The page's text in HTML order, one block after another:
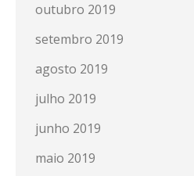
outubro 2019
setembro 2019
agosto 2019
julho 2019
junho 2019
maio 2019